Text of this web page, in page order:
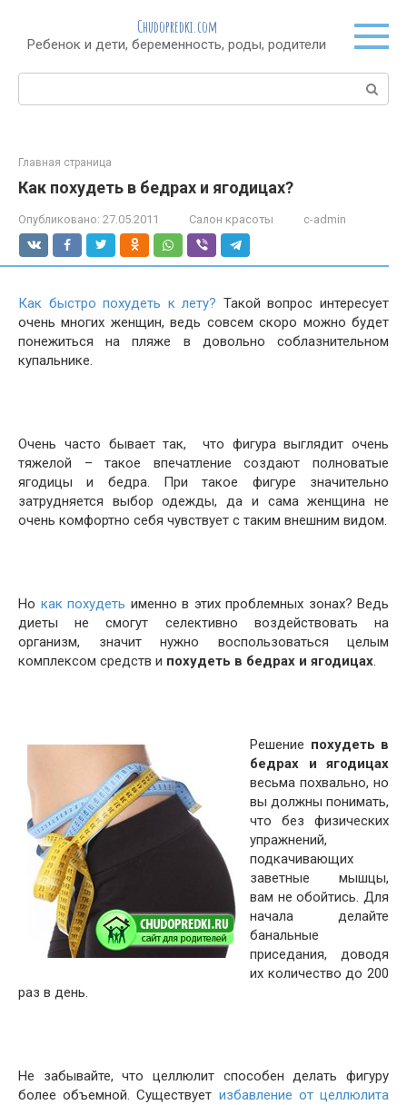
контенту
Chudopredki.com
Ребенок и дети, беременность, роды, родители
Поиск:
Главная страница
Как похудеть в бедрах и ягодицах?
Опубликовано: 27.05.2011 Салон красоты c-admin
Как быстро похудеть к лету? Такой вопрос интересует
очень многих женщин, ведь совсем скоро можно будет
понежиться на пляже в довольно соблазнительном
купальнике.
Очень часто бывает так, что фигура выглядит очень
тяжелой – такое впечатление создают полноватые
ягодицы и бедра. При такое фигуре значительно
затрудняется выбор одежды, да и сама женщина не
очень комфортно себя чувствует с таким внешним видом.
Но как похудеть именно в этих проблемных зонах? Ведь
диеты не смогут селективно воздействовать на
организм, значит нужно воспользоваться целым
комплексом средств и похудеть в бедрах и ягодицах.
Решение похудеть в
бедрах и ягодицах
весьма похвально, но
вы должны понимать,
что без физических
упражнений,
подкачивающих
заветные мышцы,
вам не обойтись. Для
начала делайте
банальные
приседания, доводя
их количество до 200
раз в день.
Не забывайте, что целлюлит способен делать фигуру
более объемной. Существует избавление от целлюлита